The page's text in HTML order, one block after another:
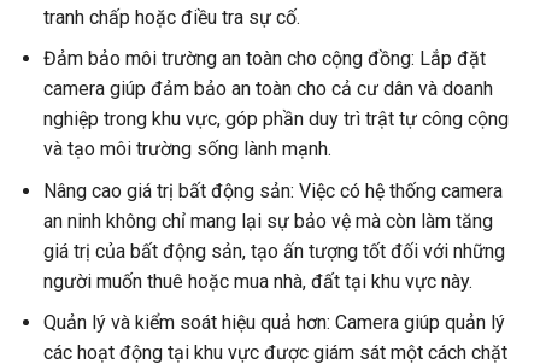
tranh chấp hoặc điều tra sự cố.
Đảm bảo môi trường an toàn cho cộng đồng: Lắp đặt
camera giúp đảm bảo an toàn cho cả cư dân và doanh
nghiệp trong khu vực, góp phần duy trì trật tự công cộng
và tạo môi trường sống lành mạnh.
Nâng cao giá trị bất động sản: Việc có hệ thống camera
an ninh không chỉ mang lại sự bảo vệ mà còn làm tăng
giá trị của bất động sản, tạo ấn tượng tốt đối với những
người muốn thuê hoặc mua nhà, đất tại khu vực này.
Quản lý và kiểm soát hiệu quả hơn: Camera giúp quản lý
các hoạt động tại khu vực được giám sát một cách chặt